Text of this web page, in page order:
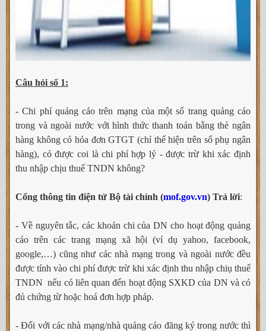
Câu hỏi số 1:
- Chi phí quảng cáo trên mạng của một số trang quảng cáo
trong và ngoài nước với hình thức thanh toán bằng thẻ ngân
hàng không có hóa đơn GTGT (chỉ thể hiện trên sổ phụ ngân
hàng), có được coi là chi phí hợp lý - được trừ khi xác định
thu nhập chịu thuế TNDN không?
Cổng thông tin điện tử Bộ tài chính (mof.gov.vn) Trả lời:
- Về nguyên tắc, các khoản chi của DN cho hoạt động quảng
cáo trên các trang mạng xã hội (ví dụ yahoo, facebook,
google,…) cũng như các nhà mạng trong và ngoài nước đều
được tính vào chi phí được trừ khi xác định thu nhập chiụ thuế
TNDN nếu có liên quan đến hoạt động SXKD của DN và có
đủ chứng từ hoặc hoá đơn hợp pháp.
- Đối với các nhà mạng/nhà quảng cáo đăng ký trong nước thì